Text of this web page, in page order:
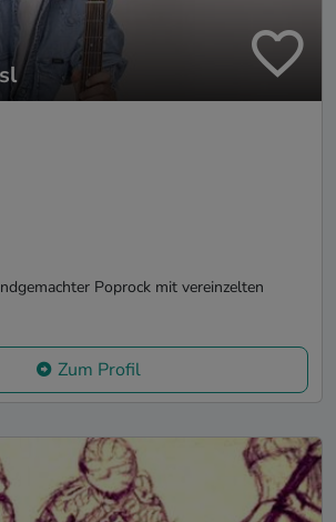
Poprock mit vereinzelten
Zum Profil